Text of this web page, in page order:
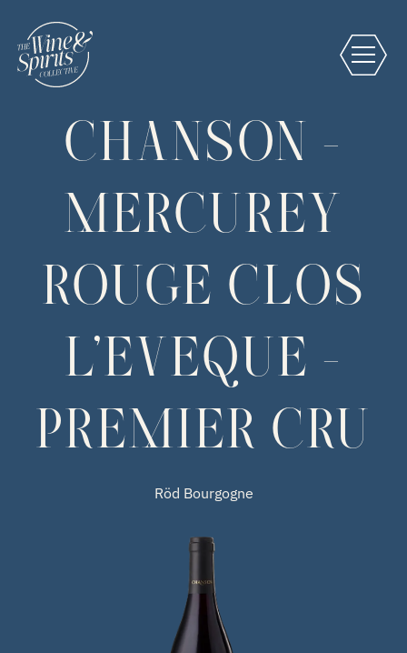
CHANSON -
MERCUREY
ROUGE CLOS
L'EVEQUE -
PREMIER CRU
Röd Bourgogne